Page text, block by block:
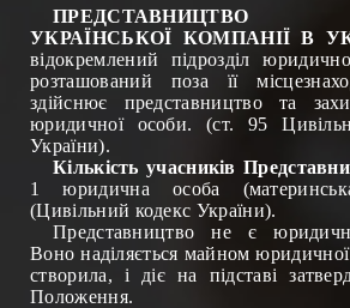
ПРЕДСТАВНИЦТВО
УКРАЇНСЬКОЇ КОМПАНІЇВ
відокремлений підрозділ
розташований поза її
здійснює представництво та
юридичної особи. (ст. 95
України).
Кількість учасників
1 юридична особа
(Цивільний кодекс України).
Представництво не є
Воно наділяється майном
створила, і діє на підставі
Положення.